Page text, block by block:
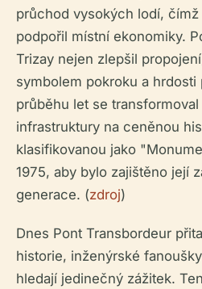
průchod vysokých lodí,
podpořil místní ekonomiky.
Trizay nejen zlepšil
symbolem pokroku a hrdosti
průběhu let se
infrastruktury na ceněnou
klasifikovanou jako
1975, aby bylo zajištěno její
generace. (zdroj)
Dnes Pont Transbordeur
historie, inženýrské
hledají jedinečný zážitek.